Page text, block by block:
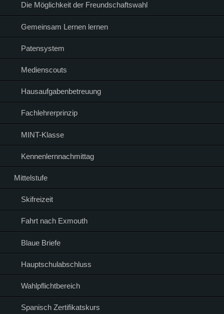
Die Möglichkeit der Freundschaftswahl
Gemeinsam Lernen lernen
Patensystem
Medienscouts
Hausaufgabenbetreuung
Fachlehrerprinzip
MINT-Klasse
Kennenlernnachmittag
Mittelstufe
Skifreizeit
Fahrt nach Exmouth
Blaue Briefe
Hauptschulabschluss
Wahlpflichtbereich
Spanisch Zertifikatskurs